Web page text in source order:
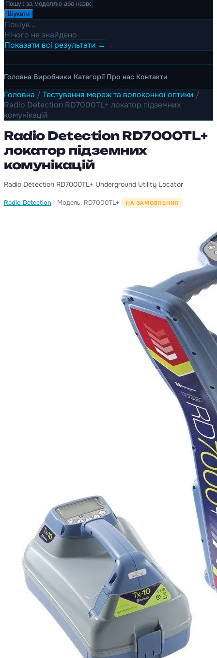
Шукати
Пошук...
Нічого не знайдено
Показати всі результати →
Головна Виробники Категорії Про нас Контакти
Головна / Тестування мереж та волоконної оптики /
Radio Detection RD7000TL+ локатор підземних
комунікацій
Radio Detection RD7000TL+
локатор підземних
комунікацій
Radio Detection RD7000TL+ Underground Utility Locator
Radio Detection · Модель: RD7000TL+ НА ЗАМОВЛЕННЯ